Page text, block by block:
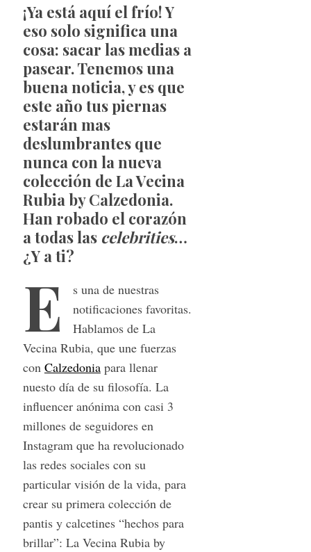
¡Ya está aquí el frío! Y
eso solo significa una
cosa: sacar las medias a
pasear. Tenemos una
buena noticia, y es que
este año tus piernas
estarán mas
deslumbrantes que
nunca con la nueva
colección de La Vecina
Rubia by Calzedonia.
Han robado el corazón
a todas las celebrities…
¿Y a ti?
E
s una de nuestras
notificaciones favoritas.
Hablamos de La
Vecina Rubia, que une fuerzas
con Calzedoniapara llenar
nuesto día de su filosofía. La
inﬂuencer anónima con casi 3
millones de seguidores en
Instagram que ha revolucionado
las redes sociales con su
particular visión de la vida, para
crear su primera colección de
pantis y calcetines “hechos para
brillar”: La Vecina Rubia by